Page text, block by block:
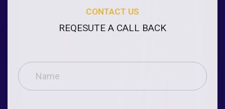
CONTACT US
REQESUTE A CALL BACK